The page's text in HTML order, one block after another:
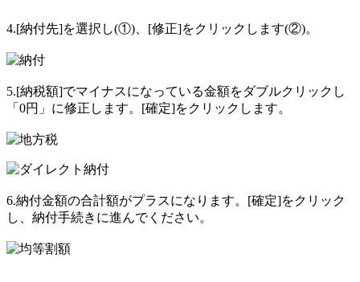
4.[納付先]を選択し(①)、[修正]をクリックします(②)。
5.[納税額]でマイナスになっている金額をダブルクリックし
「0円」に修正します。[確定]をクリックします。
6.納付金額の合計額がプラスになります。[確定]をクリック
し、納付手続きに進んでください。